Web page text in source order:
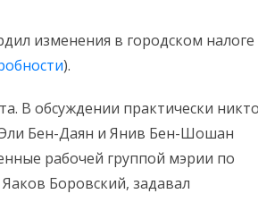
изменения в городском налоге
).
В обсуждении практически
Бен-Даян и Янив Бен-Шошан
рабочей группой мэрии по
Боровский, задавал